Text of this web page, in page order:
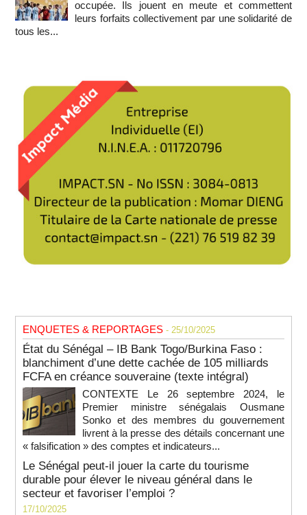
occupée. Ils jouent en meute et commettent
leurs forfaits collectivement par une solidarité de
tous les...
ENQUETES & REPORTAGES - 25/10/2025
État du Sénégal – IB Bank Togo/Burkina Faso :
blanchiment d’une dette cachée de 105 milliards
FCFA en créance souveraine (texte intégral)
CONTEXTE Le 26 septembre 2024, le
Premier ministre sénégalais Ousmane
Sonko et des membres du gouvernement
livrent à la presse des détails concernant une
« falsification » des comptes et indicateurs...
Le Sénégal peut-il jouer la carte du tourisme
durable pour élever le niveau général dans le
secteur et favoriser l’emploi ?
17/10/2025